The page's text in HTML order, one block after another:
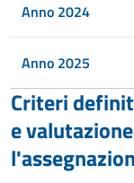
Anno 2024
Anno 2025
Criteri
e